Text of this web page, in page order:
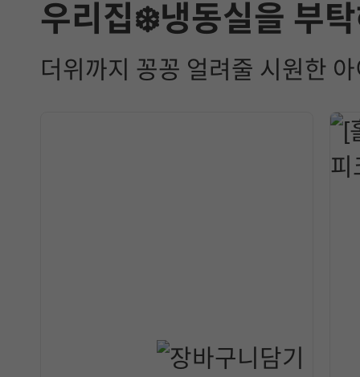
우리집❄️냉동실을 부
더위까지 꽁꽁 얼려줄 시원한